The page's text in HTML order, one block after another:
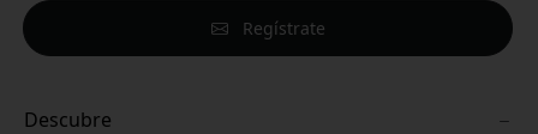
Regístrate
Descubre